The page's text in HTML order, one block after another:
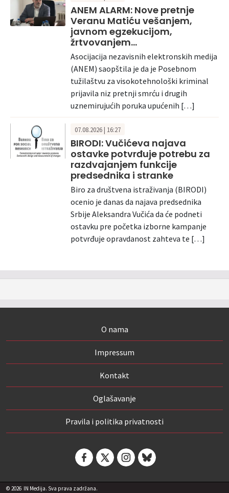
ANEM ALARM: Nove pretnje
Veranu Matiću vešanjem,
javnom egzekucijom,
žrtvovanjem…
Asocijacija nezavisnih elektronskih medija
(ANEM) saopštila je da je Posebnom
tužilaštvu za visokotehnološki kriminal
prijavila niz pretnji smrću i drugih
uznemirujućih poruka upućenih […]
07.08.2026 | 16:27
BIRODI: Vučićeva najava
ostavke potvrđuje potrebu za
razdvajanjem funkcije
predsednika i stranke
Biro za društvena istraživanja (BIRODI)
ocenio je danas da najava predsednika
Srbije Aleksandra Vučića da će podneti
ostavku pre početka izborne kampanje
potvrđuje opravdanost zahteva te […]
O nama
Impressum
Kontakt
Oglašavanje
Pravila i politika privatnosti
© 2026 IN Medija. Sva prava zadržana.